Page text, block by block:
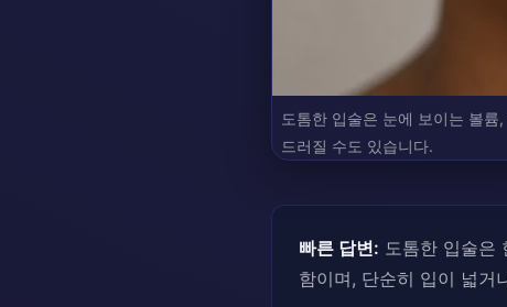
도톰한 입술은 눈에 보이는 볼
드러질 수도 있습니다.
빠른 답변: 도톰한 입술은
함이며, 단순히 입이 넓거